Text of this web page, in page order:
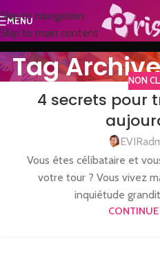
Skip to navigation
Skip to main content
MENU
Tag NON
4 secrets pour
Vous êtes célibataire et
votre tour ? Vous vivez
inquiétude
CONTINUE